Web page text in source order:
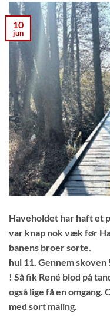
10
jun
Haveholdet har haft et
var knap nok væk før
banens broer
hul 11. Gennem
! Så fik René blod på
også lige få en
med sort maling.